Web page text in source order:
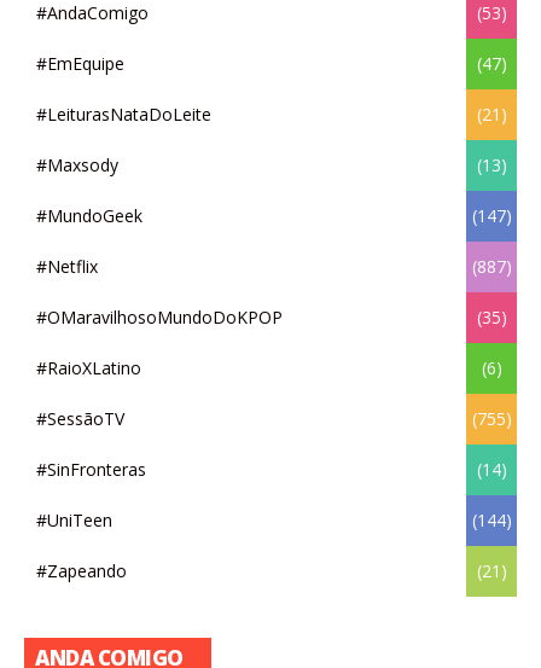
#AndaComigo (53)
#EmEquipe (47)
#LeiturasNataDoLeite (21)
#Maxsody (13)
#MundoGeek (147)
#Netflix (887)
#OMaravilhosoMundoDoKPOP (35)
#RaioXLatino (6)
#SessãoTV (755)
#SinFronteras (14)
#UniTeen (144)
#Zapeando (21)
ANDA COMIGO